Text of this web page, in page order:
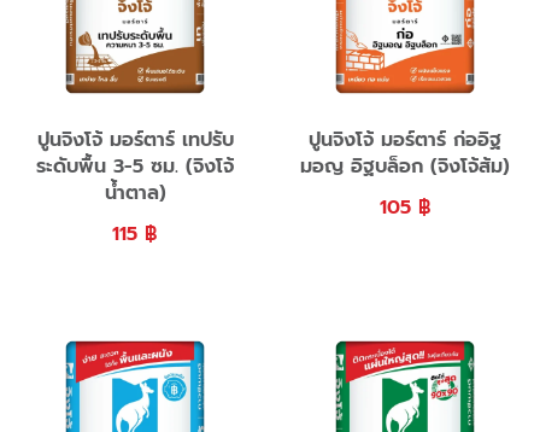
ปูนจิงโจ้ มอร์ตาร์ เทปรับ
ระดับพื้น 3-5 ซม. (จิงโจ้
น้ำตาล)
115 ฿
ปูนจิงโจ้ มอร์ตาร์ ก่ออิฐ
มอญ อิฐบล็อก (จิงโจ้ส้ม)
105 ฿